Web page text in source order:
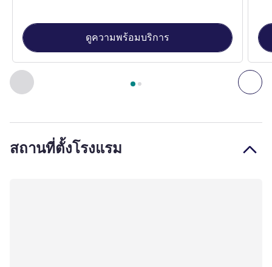
ก่อนหน้า - ห้องพัก ถั
หน้า1 , ห้องพัก 1 : Classic Room with King Bed , ห้องพั
ดูความพร้อมบริการ
สถานที่ตั้งโรงแรม